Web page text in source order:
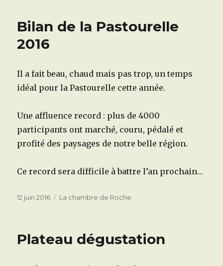
Bilan de la Pastourelle
2016
Il a fait beau, chaud mais pas trop, un temps
idéal pour la Pastourelle cette année.
Une affluence record : plus de 4000
participants ont marché, couru, pédalé et
profité des paysages de notre belle région.
Ce record sera difficile à battre l’an prochain…
Publié
12 juin 2016 Catégories
La chambre de Roche
Plateau dégustation